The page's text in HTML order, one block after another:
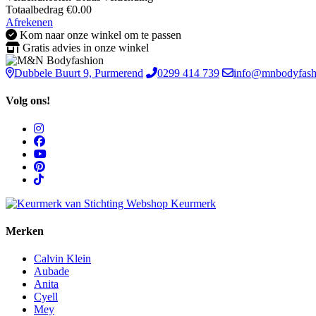
Totaalbedrag €0.00
Afrekenen
Kom naar onze winkel om te passen
Gratis advies in onze winkel
Dubbele Buurt 9, Purmerend 0299 414 739
Volg ons!
Merken
Calvin Klein
Aubade
Anita
Cyell
Mey